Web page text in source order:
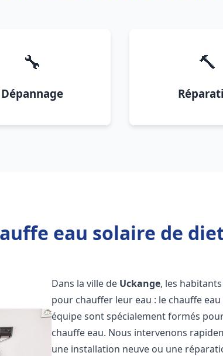
🔧
Dépannage
🔨
eau solaire de
Dans la ville de Uckange, les
pour chauffer leur eau : le chauffe
équipe sont spécialement formés
chauffe eau. Nous intervenons
une installation neuve ou une